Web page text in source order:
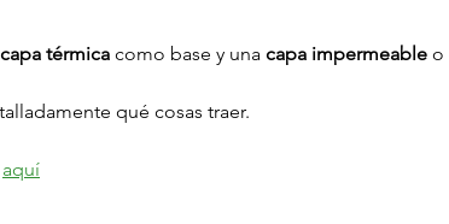
capa térmica como base y una capa impermeable o
qué cosas traer.
aquí